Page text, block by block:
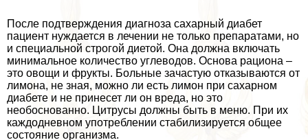
После подтверждения диагноза сахарный диабет
пациент нуждается в лечении не только препаратами, но
и специальной строгой диетой. Она должна включать
минимальное количество углеводов. Основа рациона –
это овощи и фрукты. Больные зачастую отказываются от
лимона, не зная, можно ли есть лимон при сахарном
диабете и не принесет ли он вреда, но это
необоснованно. Цитрусы должны быть в меню. При их
каждодневном употрeблении стабилизируется общее
состояние организма.